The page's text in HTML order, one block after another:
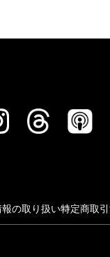
の取り扱い特定商取